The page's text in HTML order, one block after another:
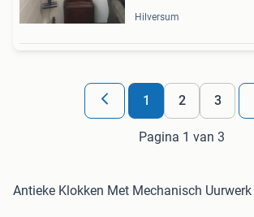
Hilversum
1 2 3
Pagina 1 van 3
Antieke Klokken Met Mechanisch Uurwerk